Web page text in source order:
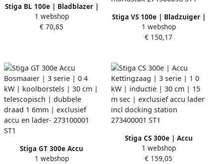
Stiga BL 100e | Bladblazer |
1 serie | 0 28 kW | 32 m s |
9 m³ min | exclusief accu
1 webshop
€ 70,85
Stiga VS 100e | Bladzuiger |
1 serie | 0 6 kW | inductie |
55 m s | 10 m³ min |
271500098 ST1
1 webshop
€ 150,17
Stiga GT 300e Accu
Bosmaaier | 3 serie | 0 4 kW
1 webshop
Stiga CS 300e | Accu
Kettingzaag | 3 serie | 1 0
kW | inductie | 30 cm | 15
1 webshop
€ 159,05